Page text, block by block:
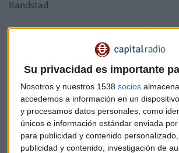
Su privacidad es importante
Nosotros y nuestros 1538 socios
accedemos a información en un
y procesamos datos personales, como
únicos e información estándar enviada
para publicidad y contenido
publicidad y contenido, investigación de
Randstad
Desde BBVA estiman que elcoste del
de euros antes de impuestos, de
corresponderán al despido colectivo y 240
oficinas.
Además, han detallado que dicho coste
durante el segundo trimestre de 2021
tenga un impacto negativo en el ratio
(‘fully loaded’) de aproximadamente 28